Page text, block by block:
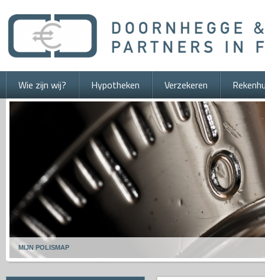
MIJN POLISMAP
Wie zijn wij? Hypotheken Verzekeren